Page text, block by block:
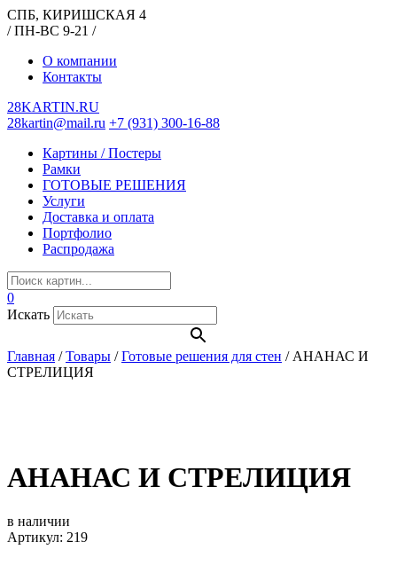
СПБ, КИРИШСКАЯ 4
/ ПН-ВС 9-21 /
О компании
Контакты
28KARTIN.RU
28kartin@mail.ru +7 (931) 300-16-88
Картины / Постеры
Рамки
ГОТОВЫЕ РЕШЕНИЯ
Услуги
Доставка и оплата
Портфолио
Распродажа
0
Искать
Главная /Товары /Готовые решения для стен / АНАНАС И
СТРЕЛИЦИЯ
АНАНАС И СТРЕЛИЦИЯ
в наличии
Артикул: 219